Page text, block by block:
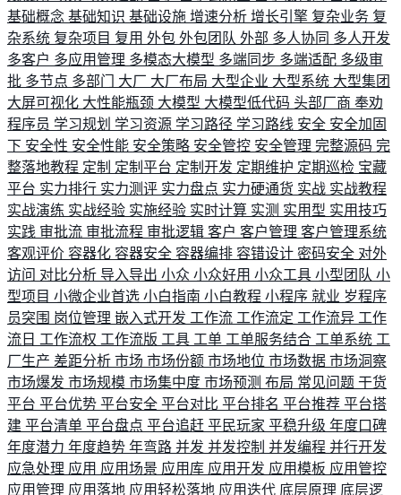
基础概念 基础知识 基础设施 增速分析 增长引擎 复杂业务 复
杂系统 复杂项目 复用 外包 外包团队 外部 多人协同 多人开发
多客户 多应用管理 多模态大模型 多端同步 多端适配 多级审
批 多节点 多部门 大厂 大厂布局 大型企业 大型系统 大型集团
大屏可视化 大性能瓶颈 大模型 大模型低代码 头部厂商 奉劝
程序员 学习规划 学习资源 学习路径 学习路线 安全 安全加固
下 安全性 安全性能 安全策略 安全管控 安全管理 完整源码 完
整落地教程 定制 定制平台 定制开发 定期维护 定期巡检 宝藏
平台 实力排行 实力测评 实力盘点 实力硬通货 实战 实战教程
实战演练 实战经验 实施经验 实时计算 实测 实用型 实用技巧
实践 审批流 审批流程 审批逻辑 客户 客户管理 客户管理系统
客观评价 容器化 容器安全 容器编排 容错设计 密码安全 对外
访问 对比分析 导入导出 小众 小众好用 小众工具 小型团队 小
型项目 小微企业首选 小白指南 小白教程 小程序 就业 岁程序
员突围 岗位管理 嵌入式开发 工作流 工作流定 工作流异 工作
流日 工作流权 工作流版 工具 工单 工单服务结合 工单系统 工
厂生产 差距分析 市场 市场份额 市场地位 市场数据 市场洞察
市场爆发 市场规模 市场集中度 市场预测 布局 常见问题 干货
平台 平台优势 平台安全 平台对比 平台排名 平台推荐 平台搭
建 平台清单 平台盘点 平台追赶 平民玩家 平稳升级 年度口碑
年度潜力 年度趋势 年弯路 并发 并发控制 并发编程 并行开发
应急处理 应用 应用场景 应用库 应用开发 应用模板 应用管控
应用管理 应用落地 应用轻松落地 应用迭代 底层原理 底层逻